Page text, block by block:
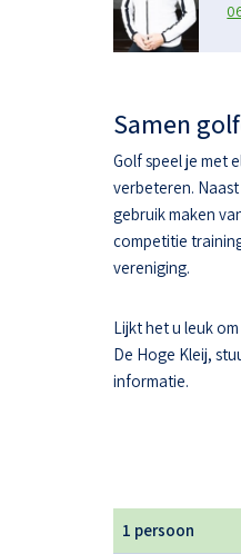
Samen
Golf speel je met
verbeteren.
gebruik maken
competitie
vereniging.
Lijkt het u leuk
De Hoge Kleij,
informatie.
1 persoon